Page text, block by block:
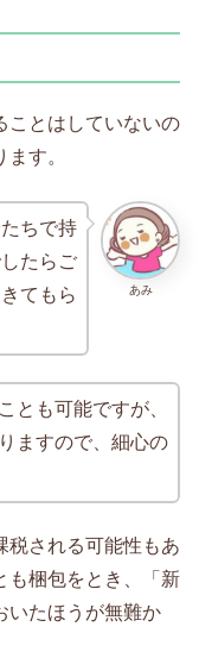
ことはしていないの
す。
あみ
ちで持
たらご
てもら
とも可能ですが、
ますので、細心の
税される可能性もあ
も梱包をとき、「新
いたほうが無難か